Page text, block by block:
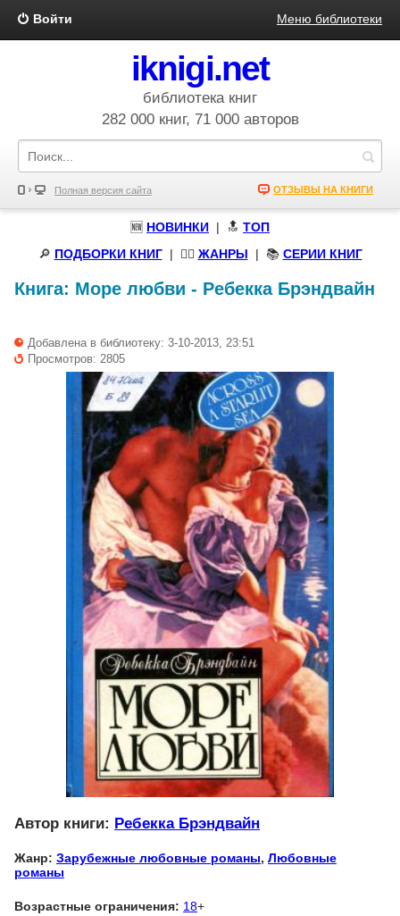
Войти Меню библиотеки
iknigi.net
библиотека книг
282 000 книг, 71 000 авторов
Полная версия сайта ОТЗЫВЫ НА КНИГИ
🆕 НОВИНКИ | 🔝 ТОП
🔎 ПОДБОРКИ КНИГ| 🧝‍♀️ ЖАНРЫ | 📚 СЕРИИ КНИГ
Книга: Море любви - Ребекка Брэндвайн
Добавлена в библиотеку: 3-10-2013, 23:51
Просмотров: 2805
Автор книги: Ребекка Брэндвайн
Жанр: Зарубежные любовные романы, Любовные
романы
Возрастные ограничения: 18+